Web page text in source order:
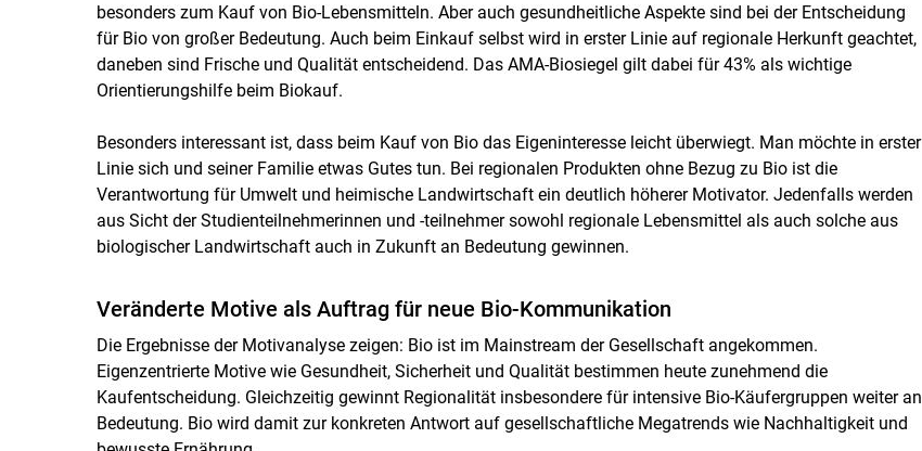
besonders zum Kauf von Bio-Lebensmitteln. Aber auch gesundheitliche Aspekte sind bei der Entscheidung
für Bio von großer Bedeutung. Auch beim Einkauf selbst wird in erster Linie auf regionale Herkunft geachtet,
daneben sind Frische und Qualität entscheidend. Das AMA-Biosiegel gilt dabei für 43% als wichtige
Orientierungshilfe beim Biokauf.
Besonders interessant ist, dass beim Kauf von Bio das Eigeninteresse leicht überwiegt. Man möchte in erster
Linie sich und seiner Familie etwas Gutes tun. Bei regionalen Produkten ohne Bezug zu Bio ist die
Verantwortung für Umwelt und heimische Landwirtschaft ein deutlich höherer Motivator. Jedenfalls werden
aus Sicht der Studienteilnehmerinnen und -teilnehmer sowohl regionale Lebensmittel als auch solche aus
biologischer Landwirtschaft auch in Zukunft an Bedeutung gewinnen.
Veränderte Motive als Auftrag für neue Bio-Kommunikation
Die Ergebnisse der Motivanalyse zeigen: Bio ist im Mainstream der Gesellschaft angekommen.
Eigenzentrierte Motive wie Gesundheit, Sicherheit und Qualität bestimmen heute zunehmend die
Kaufentscheidung. Gleichzeitig gewinnt Regionalität insbesondere für intensive Bio-Käufergruppen weiter an
Bedeutung. Bio wird damit zur konkreten Antwort auf gesellschaftliche Megatrends wie Nachhaltigkeit und